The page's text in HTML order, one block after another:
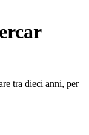
tra dieci anni, per